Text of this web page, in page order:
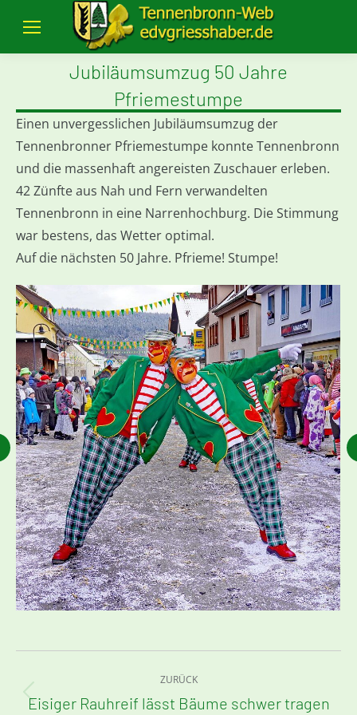
Jubiläumsumzug 50 Jahre
Pfriemestumpe
Einen unvergesslichen Jubiläumsumzug der
Tennenbronner Pfriemestumpe konnte Tennenbronn
und die massenhaft angereisten Zuschauer erleben.
42 Zünfte aus Nah und Fern verwandelten
Tennenbronn in eine Narrenhochburg. Die Stimmung
war bestens, das Wetter optimal.
Auf die nächsten 50 Jahre. Pfrieme! Stumpe!
ZURÜCK
Vorheriger
Eisiger Rauhreif lässt Bäume schwer tragen